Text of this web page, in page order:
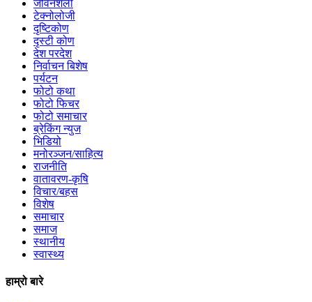
जीवनशैली
टेक्नोलोजी
दृष्टिकोण
दृस्टी कोण
देश परदेश
निर्वाचन बिशेष
पर्यटन
फोटो कथा
फोटो फिचर
फोटो समाचार
ब्रेकिंग न्युज
भिडियो
मनोरञ्जन/साहित्य
राजनीति
वातावरण-कृषि
विचार/बहस
विशेष
समाचार
समाज
स्थानीय
स्वास्थ्य
हाम्रो बारे